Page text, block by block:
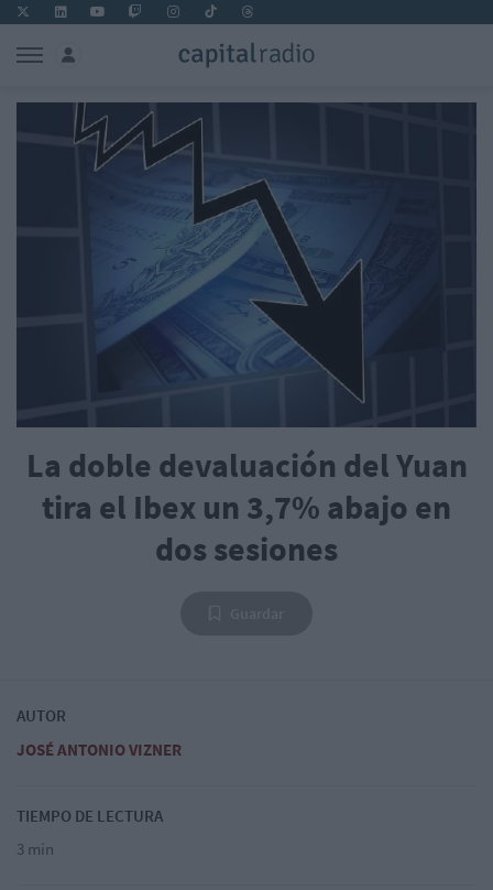
La doble devaluación del Yuan
tira el Ibex un 3,7% abajo en
dos sesiones
AUTOR
JOSÉ ANTONIO VIZNER
TIEMPO DE LECTURA
3 min